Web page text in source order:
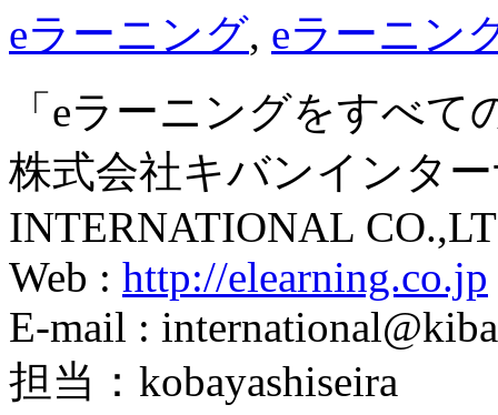
eラーニング, eラーニン
「eラーニングをすべて
株式会社キバンインタ
INTERNATIONAL
Web : http://elearning.co.jp
E-mail :
担当：kobayashiseira